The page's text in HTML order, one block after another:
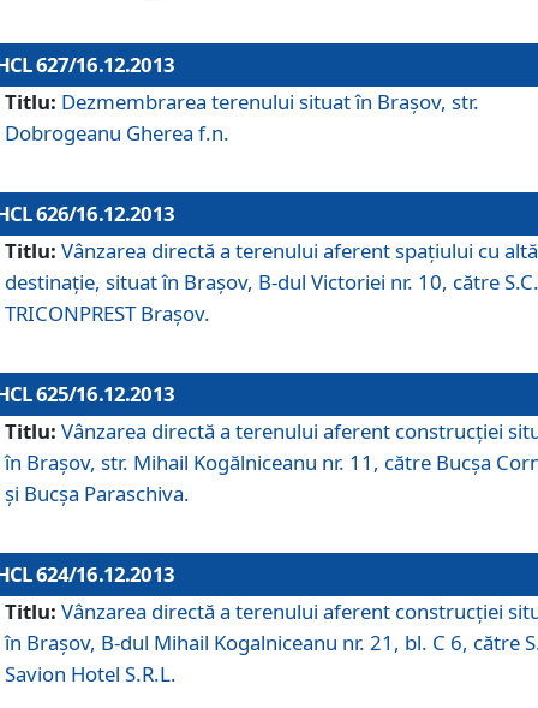
627/16.12.2013
Titlu: Dezmembrarea terenului situat în Braşov, str.
Dobrogeanu Gherea f.n.
626/16.12.2013
Titlu: Vânzarea directă a terenului aferent spaţiului cu altă
destinaţie, situat în Braşov, B-dul Victoriei nr. 10, către S.C.
TRICONPREST Braşov.
625/16.12.2013
Titlu: Vânzarea directă a terenului aferent construcţiei
în Braşov, str. Mihail Kogălniceanu nr. 11, către Bucşa
şi Bucşa Paraschiva.
624/16.12.2013
Titlu: Vânzarea directă a terenului aferent construcţiei
în Braşov, B-dul Mihail Kogalniceanu nr. 21, bl. C 6, către
Savion Hotel S.R.L.